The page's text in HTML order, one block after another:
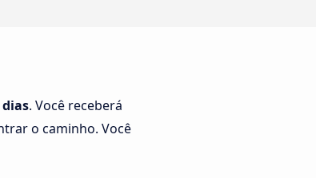
. Você receberá
o caminho. Você